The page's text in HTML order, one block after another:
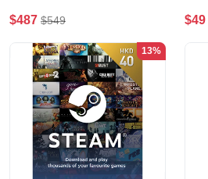
$487 $549 $49
13%